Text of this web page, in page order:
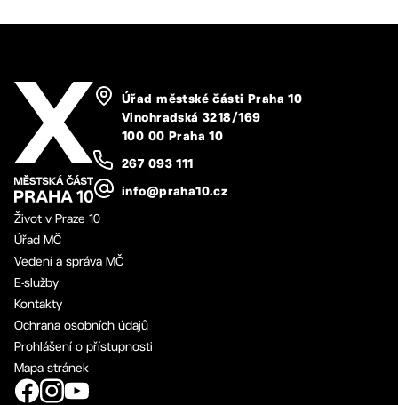
Úřad městské části Praha 10
Vinohradská 3218/169
100 00 Praha 10
267 093 111
info@praha10.cz
Život v Praze 10
Úřad MČ
Vedení a správa MČ
E-služby
Kontakty
Ochrana osobních údajů
Prohlášení o přístupnosti
Mapa stránek